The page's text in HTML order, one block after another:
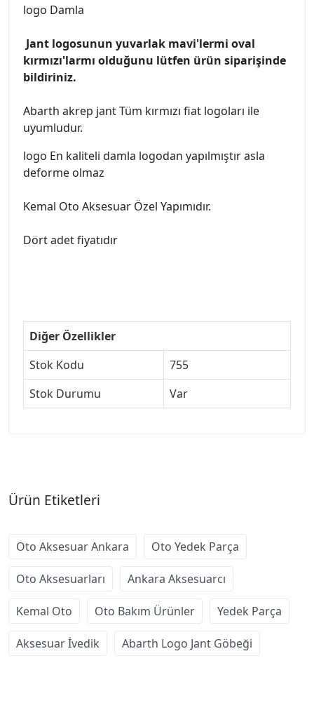
logo Damla
Jant logosunun yuvarlak mavi'lermi oval
kırmızı'larmı olduğunu lütfen ürün siparişinde
bildiriniz.
Abarth akrep jant Tüm kırmızı fiat logoları ile
uyumludur.
logo En kaliteli damla logodan yapılmıştır asla
deforme olmaz
Kemal Oto Aksesuar Özel Yapımıdır.
Dört adet fiyatıdır
Diğer Özellikler
Stok Kodu
755
Stok Durumu
Var
Ürün Etiketleri
Oto Aksesuar Ankara Oto Yedek Parça
Oto Aksesuarları Ankara Aksesuarcı
Kemal Oto Oto Bakım Ürünler Yedek Parça
Aksesuar İvedik Abarth Logo Jant Göbeği